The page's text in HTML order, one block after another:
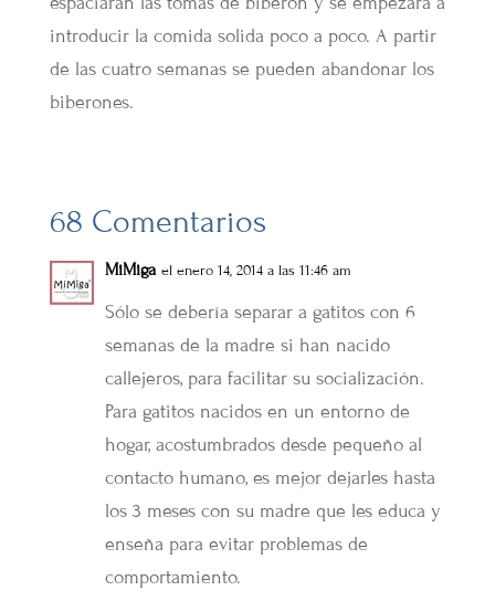
introducir la comida solida poco a poco. A partir
de las cuatro semanas se pueden abandonar los
biberones.
68 Comentarios
MiMiga el enero 14, 2014 a las 11:46 am
Sólo se debería separar a gatitos con 6
semanas de la madre si han nacido
callejeros, para facilitar su socialización.
Para gatitos nacidos en un entorno de
hogar, acostumbrados desde pequeño al
contacto humano, es mejor dejarles hasta
los 3 meses con su madre que les educa y
enseña para evitar problemas de
comportamiento.